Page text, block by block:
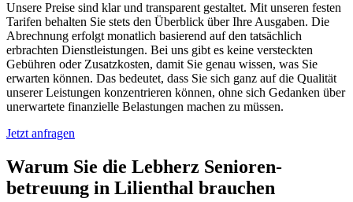
Unsere Preise sind klar und transparent gestaltet. Mit unseren festen
Tarifen behalten Sie stets den Überblick über Ihre Ausgaben. Die
Abrechnung erfolgt monatlich basierend auf den tatsächlich
erbrachten Dienstleistungen. Bei uns gibt es keine versteckten
Gebühren oder Zusatzkosten, damit Sie genau wissen, was Sie
erwarten können. Das bedeutet, dass Sie sich ganz auf die Qualität
unserer Leistungen konzentrieren können, ohne sich Gedanken über
unerwartete finanzielle Belastungen machen zu müssen.
Jetzt anfragen
Warum Sie die Lebherz Senioren­
betreuung in Lilienthal brauchen